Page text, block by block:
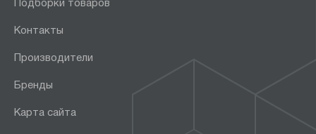
Подборки товаров
Контакты
Производители
Бренды
Карта сайта